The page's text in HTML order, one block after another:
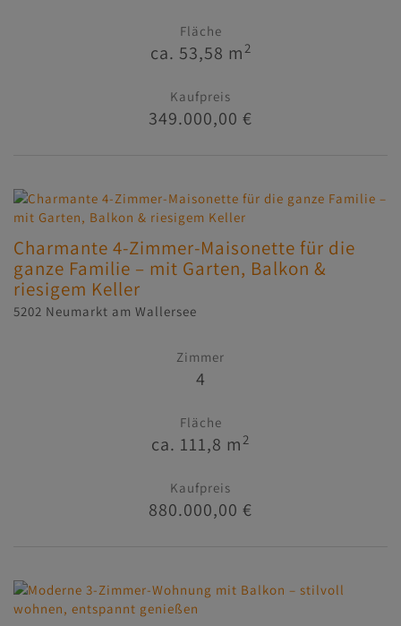
Fläche
ca. 53,58 m 2
Kaufpreis
349.000,00 €
Charmante 4-Zimmer-Maisonette für die
ganze Familie – mit Garten, Balkon &
riesigem Keller
5202 Neumarkt am Wallersee
Zimmer
4
Fläche
ca. 111,8 m 2
Kaufpreis
880.000,00 €